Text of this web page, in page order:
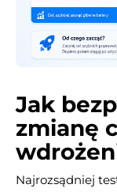
Jak
zmianę
Najrozsądniej